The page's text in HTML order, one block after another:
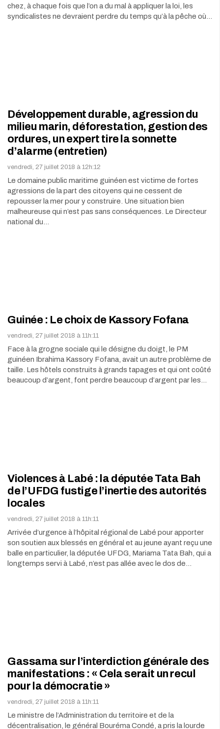
chez, à chaque fois que l’on a du mal à appliquer la loi, les
syndicalistes ne devraient perdre du temps qu’à la pêche où…
Développement durable, agression du
milieu marin, déforestation, gestion des
ordures, un expert tire la sonnette
d’alarme (entretien)
vendredi, 27 juillet 2018 à 12h:12
Le domaine public maritime guinéen est victime de fortes
agressions de la part des citoyens qui ne cessent de
repousser la mer pour y construire. Une situation bien
malheureuse qui n’est pas sans conséquences. Le Directeur
national du…
Guinée : Le choix de Kassory Fofana
vendredi, 27 juillet 2018 à 11h:11
Face à la grogne sociale qui le désigne du doigt, le PM
guinéen Ibrahima Kassory Fofana, avait un autre problème de
taille. Les hôtels construits à grands tapages et qui ont coûté
beaucoup d’argent, font perdre beaucoup d’argent par les…
Violences à Labé : la députée Tata Bah
de l’UFDG fustige l’inertie des autorités
locales
vendredi, 27 juillet 2018 à 11h:11
Arrivée d’urgence à l’hôpital régional de Labé pour apporter
son soutien aux blessés en général et au jeune ayant reçu une
balle en particulier, la députée UFDG, Mariama Tata Bah, qui a
longtemps servi à Labé, n’est pas allée avec le dos de…
Gassama sur l’interdiction générale des
manifestations : « Cela serait un recul
pour la démocratie »
vendredi, 27 juillet 2018 à 11h:11
Le ministre de l’Administration du territoire et de la
décentralisation, le général Bouréma Condé, a pris la lourde